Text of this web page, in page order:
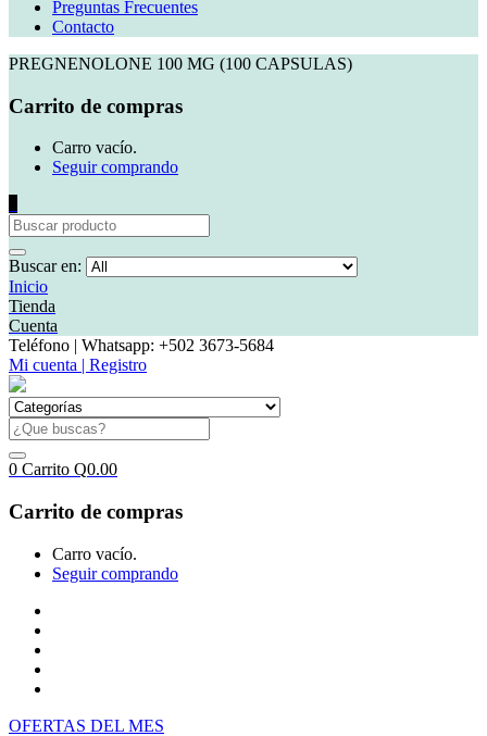
Preguntas Frecuentes
Contacto
PREGNENOLONE 100 MG (100 CAPSULAS)
Carrito de compras
Carro vacío.
Seguir comprando
Buscar en:
Inicio
Tienda
Cuenta
Teléfono | Whatsapp: +502 3673-5684
Mi cuenta | Registro
0 Carrito Q0.00
Carrito de compras
Carro vacío.
Seguir comprando
OFERTAS DEL MES